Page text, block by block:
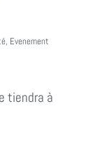
, Evenement
tiendra à